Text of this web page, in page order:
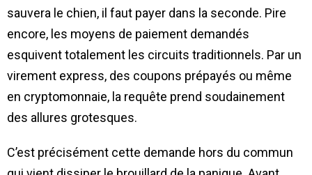
sauvera le chien, il faut payer dans la seconde. Pire
encore, les moyens de paiement demandés
esquivent totalement les circuits traditionnels. Par un
virement express, des coupons prépayés ou même
en cryptomonnaie, la requête prend soudainement
des allures grotesques.
C’est précisément cette demande hors du commun